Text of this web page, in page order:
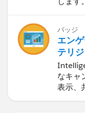
バッジ
エン
テリ
なキャ
表示、